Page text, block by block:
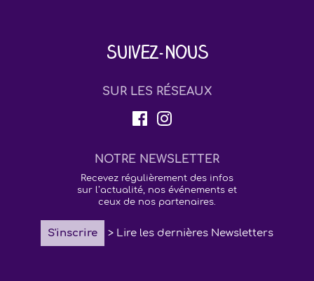
Suivez-nous
SUR LES RÉSEAUX
NOTRE NEWSLETTER
Recevez régulièrement des infos
sur l’actualité, nos événements et
ceux de nos partenaires.
S'inscrire > Lire les dernières Newsletters